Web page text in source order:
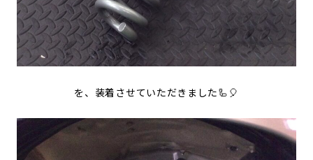
を、装着させていただきました🦾🎈